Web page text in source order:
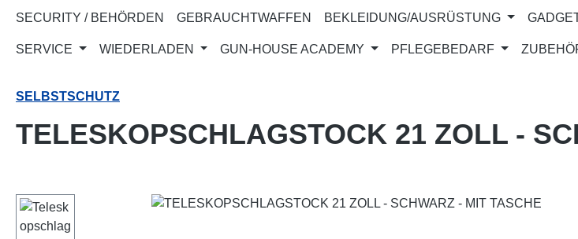
SECURITY / BEHÖRDEN GEBRAUCHTWAFFEN BEKLEIDUNG/AUSRÜSTUNG
SERVICE WIEDERLADEN GUN-HOUSE ACADEMY PFLEGEBEDARF
SELBSTSCHUTZ
TELESKOPSCHLAGSTOCK 21 ZOLL -
Bildergalerie überspringen